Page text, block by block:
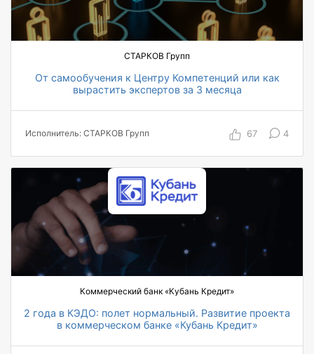
СТАРКОВ Групп
От самообучения к Центру Компетенций или как
вырастить экспертов за 3 месяца
на 45% сокращено количество доработок
Исполнитель: СТАРКОВ Групп 67 4
Коммерческий банк «Кубань Кредит»
2 года в КЭДО: полет нормальный. Развитие проекта
в коммерческом банке «Кубань Кредит»